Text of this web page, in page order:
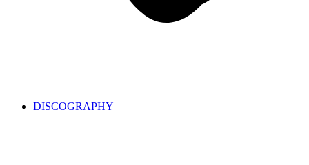
DISCOGRAPHY